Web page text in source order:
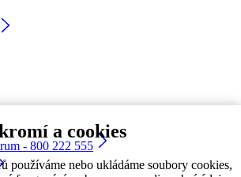
a cookies
používáme nebo ukládáme soubory cookies,
- 800 222 555